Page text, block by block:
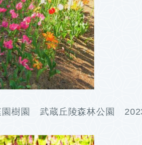
樹園 武蔵丘陵森林公園